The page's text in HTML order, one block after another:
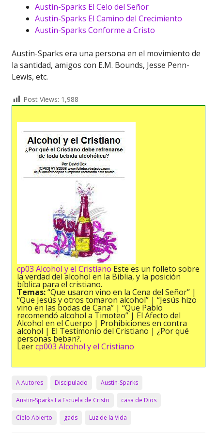
Austin-Sparks El Celo del Señor
Austin-Sparks El Camino del Crecimiento
Austin-Sparks Conforme a Cristo
Austin-Sparks era una persona en el movimiento de
la santidad, amigos con E.M. Bounds, Jesse Penn-
Lewis, etc.
Post Views: 1,988
cp03 Alcohol y el Cristiano Este es un folleto sobre
la verdad del alcohol en la Biblia, y la posición
bíblica para el cristiano.
Temas:“Que usaron vino en la Cena del Señor” |
“Que Jesús y otros tomaron alcohol” | “Jesús hizo
vino en las bodas de Cana” | “Que Pablo
recomendó alcohol a Timoteo” | El Afecto del
Alcohol en el Cuerpo | Prohibiciones en contra
alcohol | El Testimonio del Cristiano | ¿Por qué
personas beban?.
Leercp003 Alcohol y el Cristiano
A Autores Discipulado Austin-Sparks
Austin-Sparks La Escuela de Cristo casa de Dios
Cielo Abierto gads Luz de la Vida